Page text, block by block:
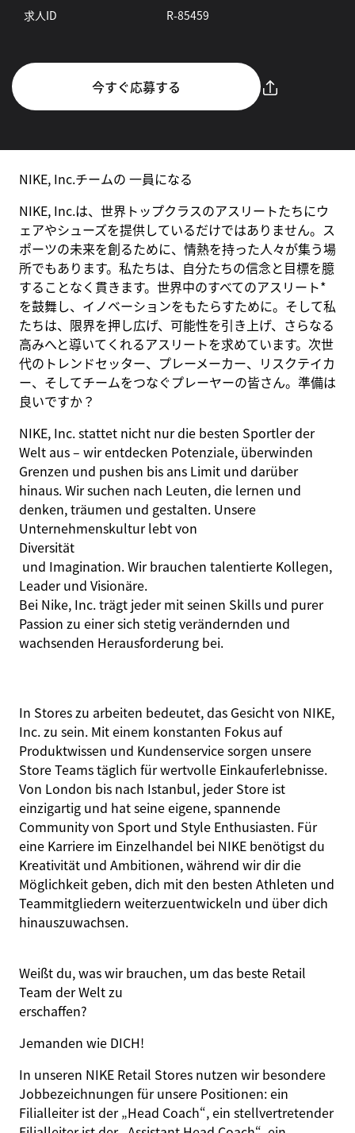
求人ID R-85459
今すぐ応募する
NIKE, Inc.チームの 一員になる
NIKE, Inc.は、世界トップクラスのアスリートたちにウ
ェアやシューズを提供しているだけではありません。ス
ポーツの未来を創るために、情熱を持った人々が集う場
所でもあります。私たちは、自分たちの信念と目標を臆
することなく貫きます。世界中のすべてのアスリート*
を鼓舞し、イノベーションをもたらすために。そして私
たちは、限界を押し広げ、可能性を引き上げ、さらなる
高みへと導いてくれるアスリートを求めています。次世
代のトレンドセッター、プレーメーカー、リスクテイカ
ー、そしてチームをつなぐプレーヤーの皆さん。準備は
良いですか？
NIKE, Inc. stattet nicht nur die besten Sportler der
Welt aus – wir entdecken Potenziale, überwinden
Grenzen und pushen bis ans Limit und darüber
hinaus. Wir suchen nach Leuten, die lernen und
denken, träumen und gestalten. Unsere
Unternehmenskultur lebt von
Diversität
und Imagination. Wir brauchen talentierte Kollegen,
Leader und Visionäre.
Bei Nike, Inc. trägt jeder mit seinen Skills und purer
Passion zu einer sich stetig verändernden und
wachsenden Herausforderung bei.
In Stores zu arbeiten bedeutet, das Gesicht von NIKE,
Inc. zu sein. Mit einem konstanten Fokus auf
Produktwissen und Kundenservice sorgen unsere
Store Teams täglich für wertvolle Einkauferlebnisse.
Von London bis nach Istanbul, jeder Store ist
einzigartig und hat seine eigene, spannende
Community von Sport und Style Enthusiasten. Für
eine Karriere im Einzelhandel bei NIKE benötigst du
Kreativität und Ambitionen, während wir dir die
Möglichkeit geben, dich mit den besten Athleten und
Teammitgliedern weiterzuentwickeln und über dich
hinauszuwachsen.
Weißt du, was wir brauchen, um das beste Retail
Team der Welt zu
erschaffen?
Jemanden wie DICH!
In unseren NIKE Retail Stores nutzen wir besondere
Jobbezeichnungen für unsere Positionen: ein
Filialleiter ist der „Head Coach“, ein stellvertretender